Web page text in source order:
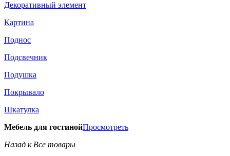
Декоративный элемент
Картина
Поднос
Подсвечник
Подушка
Покрывало
Шкатулка
Мебель для гостинойПросмотреть
Назад к Все товары